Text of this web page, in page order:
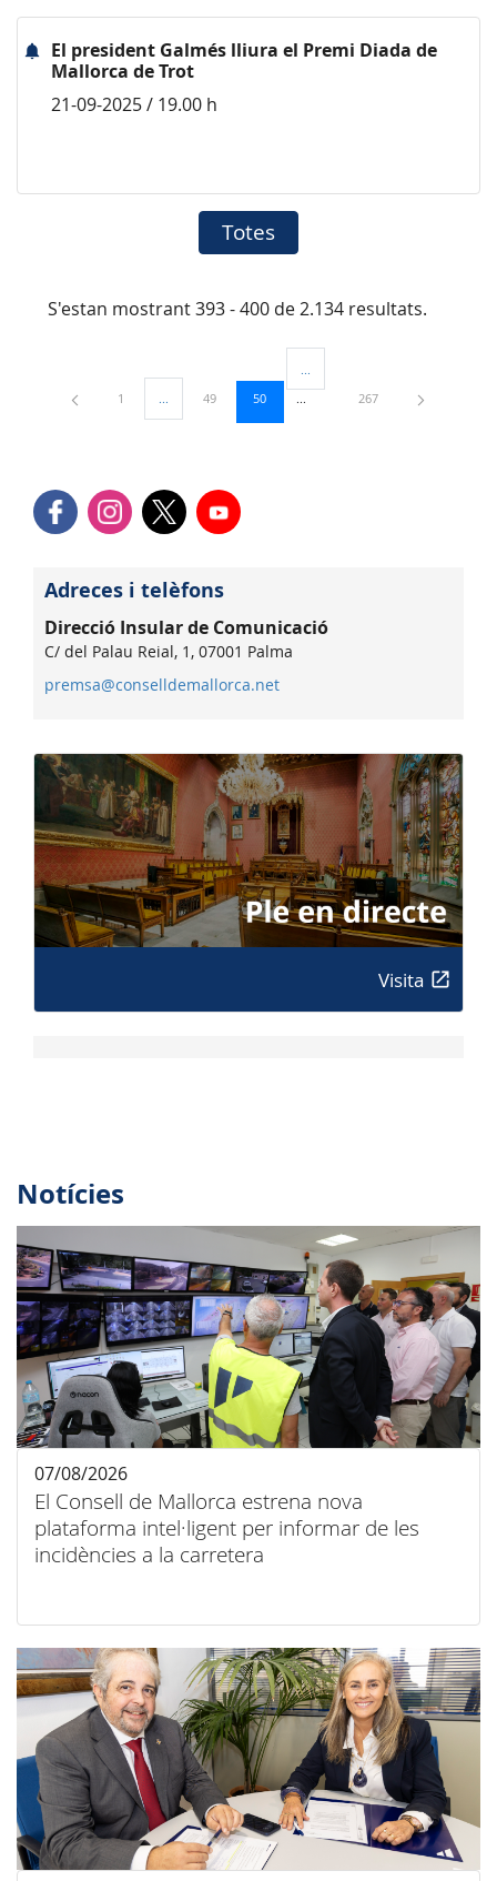
El president Galmés lliura el Premi Diada de
Mallorca de Trot
21-09-2025 / 19.00 h
Totes
S'estan mostrant 393 - 400 de 2.134 resultats.
Pàgina
1 ...Pàgines intermèdies Utilitzeu TAB per navegar.
Pàgina
49 Pàgina
50
Pàgines intermèdies Utilitzeu
Pàgina
267
Adreces i telèfons
Direcció Insular de Comunicació
C/ del Palau Reial, 1, 07001 Palma
premsa@conselldemallorca.net
Visita
Notícies
El Consell de Mallorca estrena nova
plataforma intel·ligent per informar de les
incidències a la carretera
07/08/2026